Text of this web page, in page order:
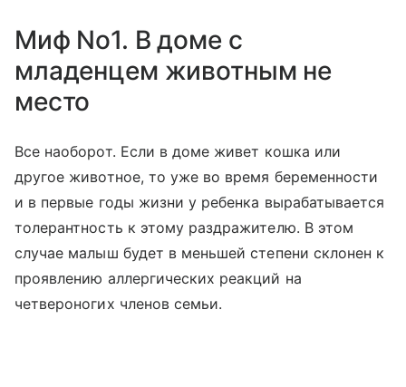
Миф No1. В доме с
младенцем животным не
место
Все наоборот. Если в доме живет кошка или
другое животное, то уже во время беременности
и в первые годы жизни у ребенка вырабатывается
толерантность к этому раздражителю. В этом
случае малыш будет в меньшей степени склонен к
проявлению аллергических реакций на
четвероногих членов семьи.